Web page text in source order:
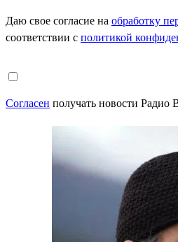
Даю свое согласие на обработку
соответствии с политикой
Согласен получать новости Радио